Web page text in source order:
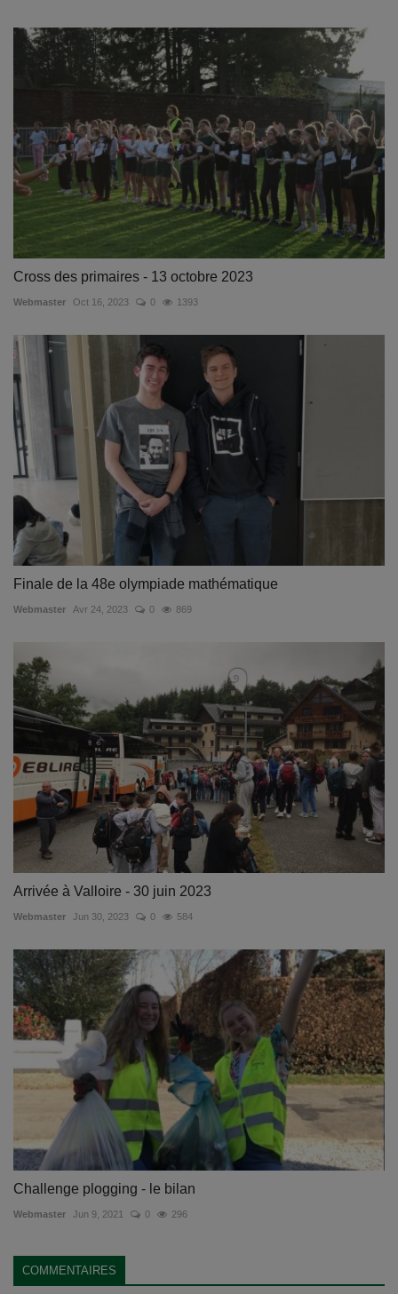
Cross des primaires - 13 octobre 2023
Webmaster Oct 16, 2023 0 1393
Finale de la 48e olympiade mathématique
Webmaster Avr 24, 2023 0 869
Arrivée à Valloire - 30 juin 2023
Webmaster Jun 30, 2023 0 584
Challenge plogging - le bilan
Webmaster Jun 9, 2021 0 296
COMMENTAIRES